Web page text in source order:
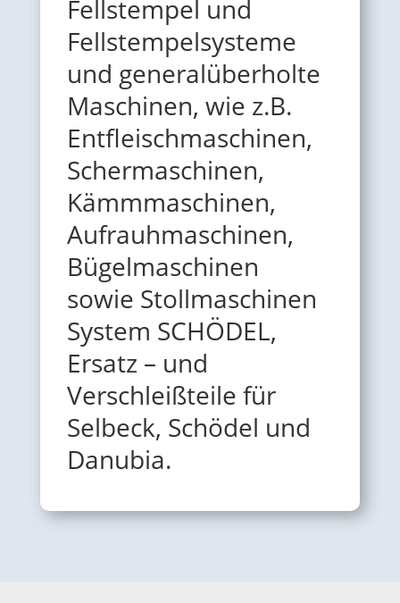
Fellstempel und
Fellstempelsysteme
und generalüberholte
Maschinen, wie z.B.
Entfleischmaschinen,
Schermaschinen,
Kämmmaschinen,
Aufrauhmaschinen,
Bügelmaschinen
sowie Stollmaschinen
System SCHÖDEL,
Ersatz – und
Verschleißteile für
Selbeck, Schödel und
Danubia.